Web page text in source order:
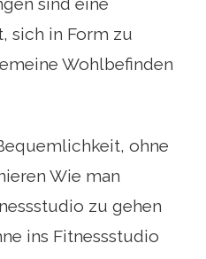
sich in Form zu
Wohlbefinden
ohne
Wie man
zu gehen
ins Fitnessstudio